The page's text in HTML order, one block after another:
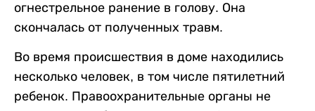
огнестрельное ранение в голову. Она
скончалась от полученных травм.
Во время происшествия в доме находились
несколько человек, в том числе пятилетний
ребенок. Правоохранительные органы не